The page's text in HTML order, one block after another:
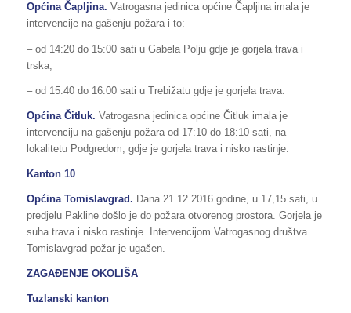
Općina Čapljina. Vatrogasna jedinica općine Čapljina imala je
intervencije na gašenju požara i to:
– od 14:20 do 15:00 sati u Gabela Polju gdje je gorjela trava i
trska,
– od 15:40 do 16:00 sati u Trebižatu gdje je gorjela trava.
Općina Čitluk. Vatrogasna jedinica općine Čitluk imala je
intervenciju na gašenju požara od 17:10 do 18:10 sati, na
lokalitetu Podgredom, gdje je gorjela trava i nisko rastinje.
Kanton 10
Općina Tomislavgrad. Dana 21.12.2016.godine, u 17,15 sati, u
predjelu Pakline došlo je do požara otvorenog prostora. Gorjela je
suha trava i nisko rastinje. Intervencijom Vatrogasnog društva
Tomislavgrad požar je ugašen.
ZAGAĐENJE OKOLIŠA
Tuzlanski kanton